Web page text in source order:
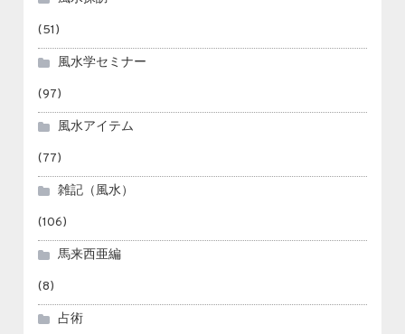
(51)
風水学セミナー
(97)
風水アイテム
(77)
雑記（風水）
(106)
馬来西亜編
(8)
占術